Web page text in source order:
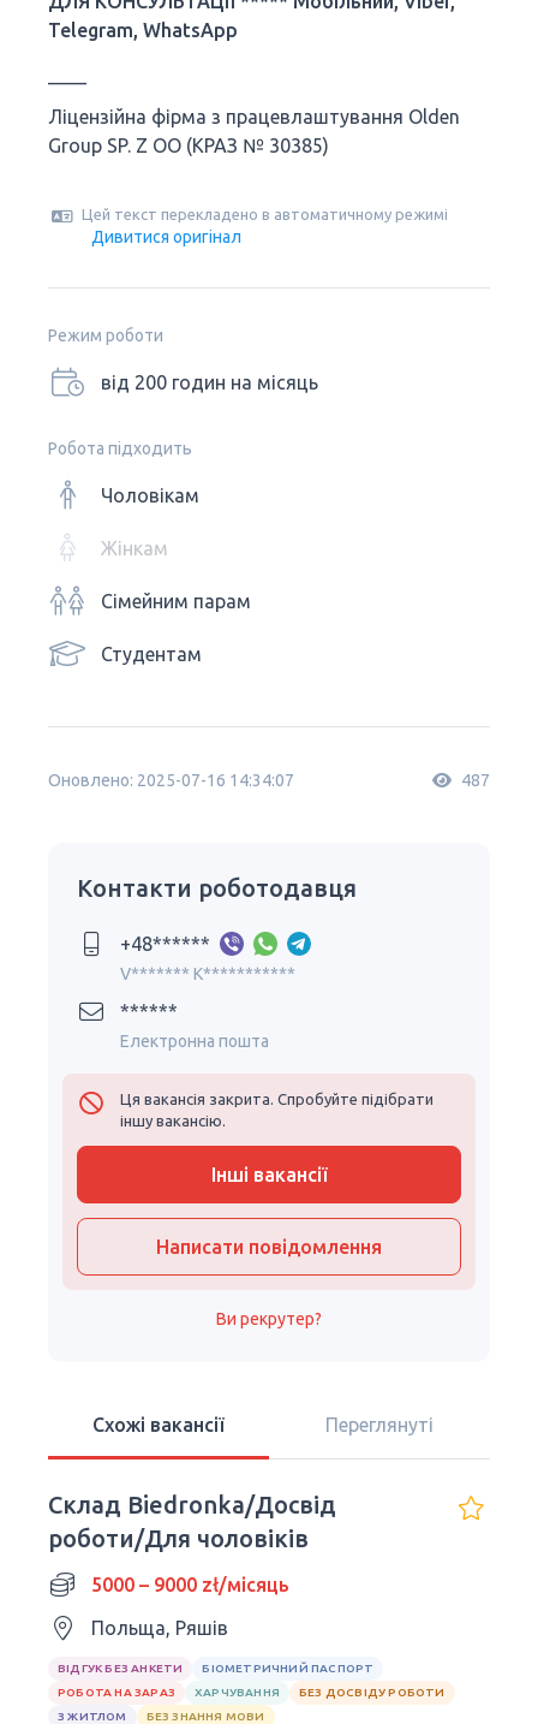
Telegram, WhatsApp
Ліцензійна фірма з працевлаштування Olden
Group SP. Z OO (КРАЗ № 30385)
Цей текст перекладено в автоматичному режимі
Дивитися оригінал
Режим роботи
від 200 годин на місяць
Робота підходить
Чоловікам
Жінкам
Сімейним парам
Студентам
Оновлено: 2025-07-16 14:34:07 487
Контакти роботодавця
+48******
V******* K***********
******
Електронна пошта
Ця вакансія закрита. Спробуйте підібрати
іншу вакансію.
Інші вакансії
Написати повідомлення
Ви рекрутер?
Схожі вакансії Переглянуті
Склад Biedronka/Досвід
роботи/Для чоловіків
5000 – 9000 zł/місяць
Польща, Ряшів
ВІДГУК БЕЗ АНКЕТИ
БІОМЕТРИЧНИЙ ПАСПОРТ
РОБОТА НА ЗАРАЗ
ХАРЧУВАННЯ
БЕЗ ДОСВІДУ РОБОТИ
З ЖИТЛОМ
БЕЗ ЗНАННЯ МОВИ